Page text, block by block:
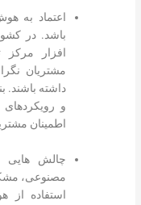
اعتماد به
باشد. در
افزار
مشتریان
داشته باشند.
و
اطمینان
چالش هایی
مصنوعی،
استفاده